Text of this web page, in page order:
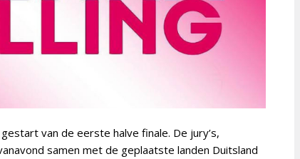
van de eerste halve finale. De jury’s,
samen met de geplaatste landen Duitsland